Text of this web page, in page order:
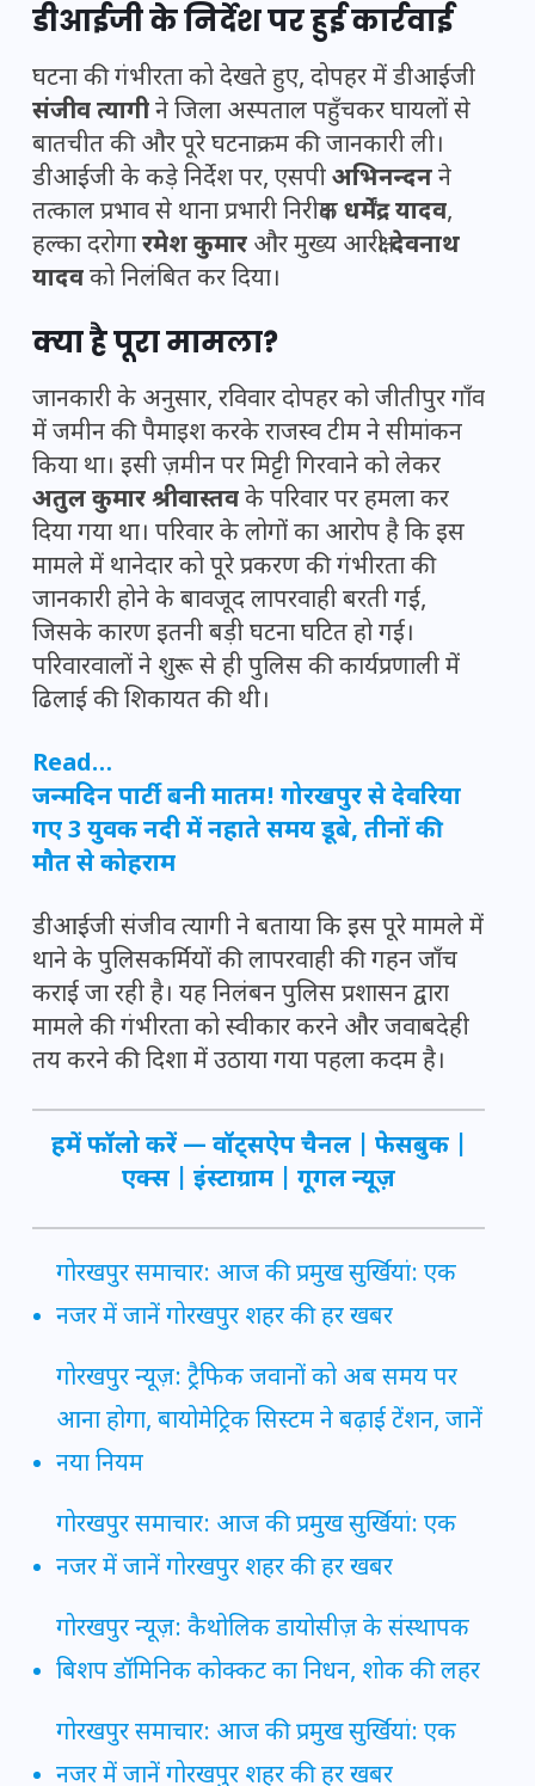
डीआईजी के निर्देश पर हुई कार्रवाई
घटना की गंभीरता को देखते हुए, दोपहर में डीआईजी
संजीव त्यागीने जिला अस्पताल पहुँचकर घायलों से
बातचीत की और पूरे घटनाक्रम की जानकारी ली।
डीआईजी के कड़े निर्देश पर, एसपीअभिनन्दनने
तत्काल प्रभाव से थाना प्रभारी निरीक्षकधर्मेंद्र यादव,
हल्का दरोगारमेश कुमार और मुख्य आरक्षीदेवनाथ
यादवको निलंबित कर दिया।
क्या है पूरा मामला?
जानकारी के अनुसार, रविवार दोपहर को जीतीपुर गाँव
में जमीन की पैमाइश करके राजस्व टीम ने सीमांकन
किया था। इसी ज़मीन पर मिट्टी गिरवाने को लेकर
अतुल कुमार श्रीवास्तवके परिवार पर हमला कर
दिया गया था। परिवार के लोगों का आरोप है कि इस
मामले में थानेदार को पूरे प्रकरण की गंभीरता की
जानकारी होने के बावजूद लापरवाही बरती गई,
जिसके कारण इतनी बड़ी घटना घटित हो गई।
परिवारवालों ने शुरू से ही पुलिस की कार्यप्रणाली में
ढिलाई की शिकायत की थी।
Read…
जन्मदिन पार्टी बनी मातम! गोरखपुर से देवरिया
गए 3 युवक नदी में नहाते समय डूबे, तीनों की
मौत से कोहराम
डीआईजी संजीव त्यागी ने बताया कि इस पूरे मामले में
थाने के पुलिसकर्मियों की लापरवाही की गहन जाँच
कराई जा रही है। यह निलंबन पुलिस प्रशासन द्वारा
मामले की गंभीरता को स्वीकार करने और जवाबदेही
तय करने की दिशा में उठाया गया पहला कदम है।
हमें फॉलो करें — वॉट्सऐप चैनल फेसबुक
एक्स
इंस्टाग्राम गूगल न्यूज़
गोरखपुर समाचार: आज की प्रमुख सुर्खियां: एक
नजर में जानें गोरखपुर शहर की हर खबर
गोरखपुर न्यूज़: ट्रैफिक जवानों को अब समय पर
आना होगा, बायोमेट्रिक सिस्टम ने बढ़ाई टेंशन, जानें
नया नियम
गोरखपुर समाचार: आज की प्रमुख सुर्खियां: एक
नजर में जानें गोरखपुर शहर की हर खबर
गोरखपुर न्यूज़: कैथोलिक डायोसीज़ के संस्थापक
बिशप डॉमिनिक कोक्कट का निधन, शोक की लहर
गोरखपुर समाचार: आज की प्रमुख सुर्खियां: एक
नजर में जानें गोरखपुर शहर की हर खबर